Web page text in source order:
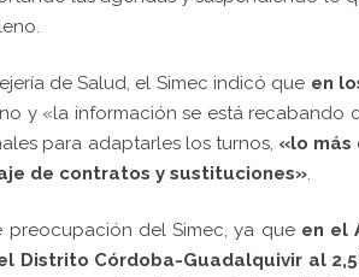
de Salud, el Simec indicó que en
y «la información se está
para adaptarles los turnos, «lo
de contratos y sustituciones».
del Simec, ya que en el
Distrito Córdoba-Guadalquivir al